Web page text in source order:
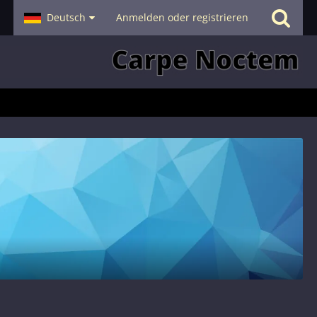
Hilfe
Deutsch Anmelden oder registrieren